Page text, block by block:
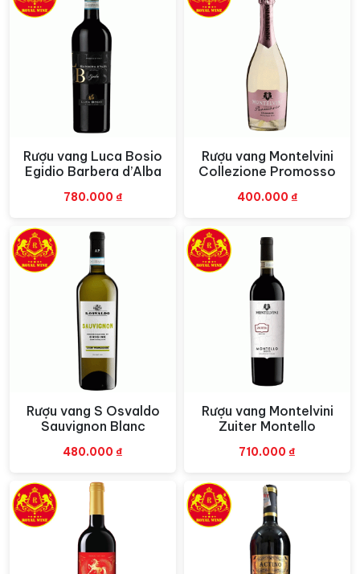
Xem nhanh
Rượu vang Luca Bosio
Egidio Barbera d’Alba
780.000 ₫
Xem nhanh
Rượu vang Montelvini
Collezione Promosso
400.000 ₫
Xem nhanh
Rượu vang S Osvaldo
Sauvignon Blanc
480.000 ₫
Xem nhanh
Rượu vang Montelvini
Zuiter Montello
710.000 ₫